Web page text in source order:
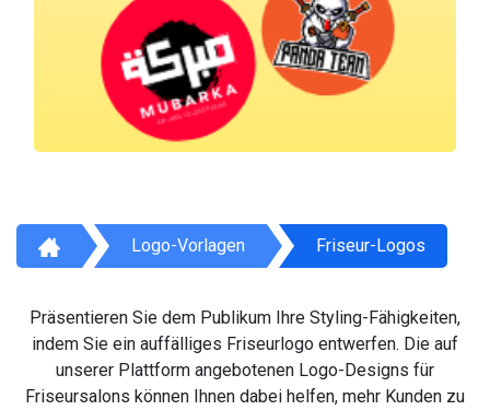
Logo-Vorlagen Friseur-Logos
Präsentieren Sie dem Publikum Ihre Styling-Fähigkeiten,
indem Sie ein auffälliges Friseurlogo entwerfen. Die auf
unserer Plattform angebotenen Logo-Designs für
Friseursalons können Ihnen dabei helfen, mehr Kunden zu